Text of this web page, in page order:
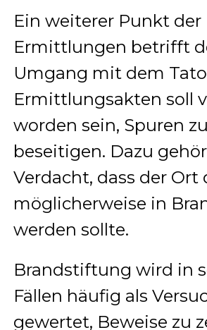
Ein weiterer Punkt der
Ermittlungen betrifft
Umgang mit dem
Ermittlungsakten soll
worden sein, Spuren zu
beseitigen. Dazu
Verdacht, dass der Ort
möglicherweise in
werden sollte.
Brandstiftung wird in
Fällen häufig als
gewertet, Beweise zu